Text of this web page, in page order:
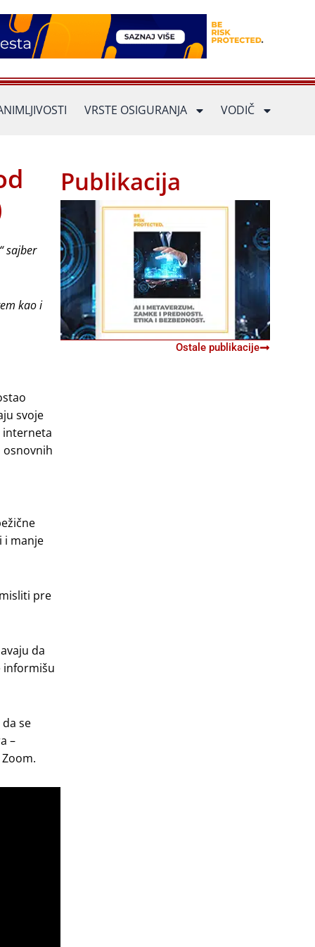
VRSTE OSIGURANJA VODIČ
sajber
kao i
svoje
interneta
osnovnih
i manje
pre
da
informišu
se
–
Publikacija
Ostale publikacije